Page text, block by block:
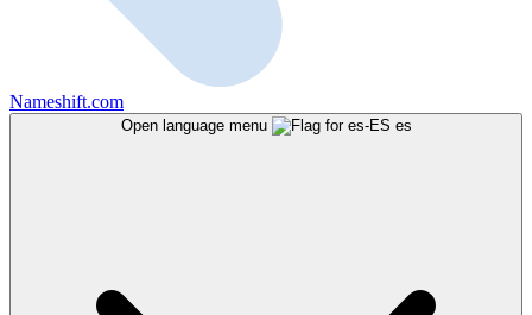
Nameshift.com
Open language menu es